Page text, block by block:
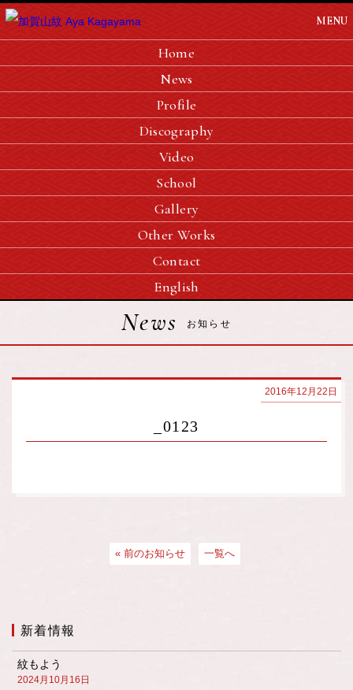
MENU
Home
News
Profile
Discography
Video
School
Gallery
Other Works
Contact
English
News お知らせ
2016年12月22日
_0123
« 前のお知らせ 一覧へ
新着情報
紋もよう
2024月10月16日